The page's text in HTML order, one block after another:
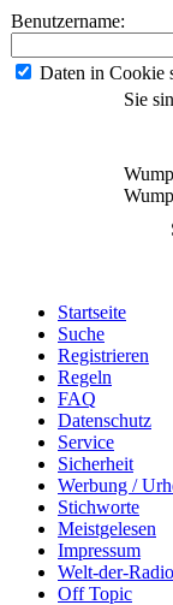
Benutzername:
Daten in Cookie
Sie
Startseite
Suche
Registrieren
Regeln
FAQ
Datenschutz
Service
Sicherheit
Werbung /
Stichworte
Meistgelesen
Impressum
Welt-der-
Off Topic